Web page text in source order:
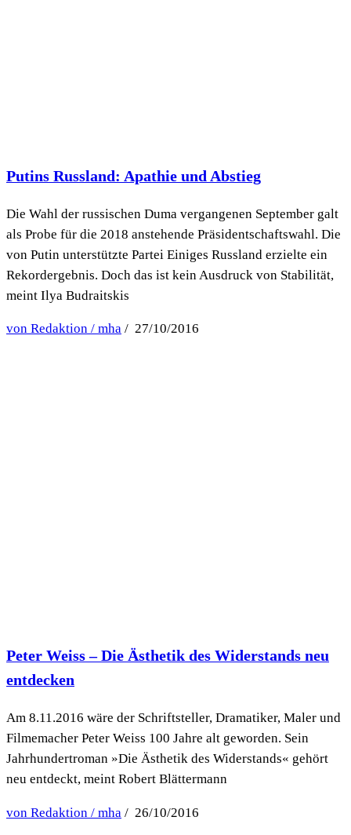
Putins Russland: Apathie und Abstieg
Die Wahl der russischen Duma vergangenen September galt
als Probe für die 2018 anstehende Präsidentschaftswahl. Die
von Putin unterstützte Partei Einiges Russland erzielte ein
Rekordergebnis. Doch das ist kein Ausdruck von Stabilität,
meint Ilya Budraitskis
von Redaktion / mha / 27/10/2016
Peter Weiss – Die Ästhetik des Widerstands neu
entdecken
Am 8.11.2016 wäre der Schriftsteller, Dramatiker, Maler und
Filmemacher Peter Weiss 100 Jahre alt geworden. Sein
Jahrhundertroman »Die Ästhetik des Widerstands« gehört
neu entdeckt, meint Robert Blättermann
von Redaktion / mha / 26/10/2016